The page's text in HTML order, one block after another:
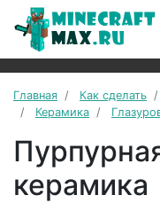
Главная Как сделать
Керамика
керамика